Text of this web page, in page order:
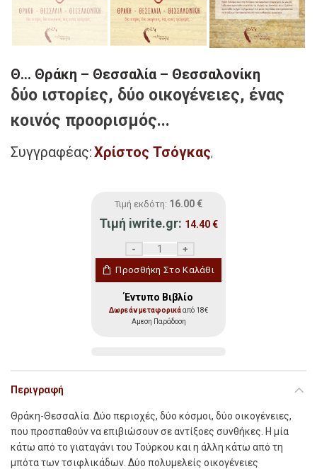
Θ… Θράκη – Θεσσαλία – Θεσσαλονίκη
δύο ιστορίες, δύο οικογένειες, ένας
κοινός προορισμός...
Συγγραφέας:Χρίστος Τσόγκας,
Τιμή εκδότη: 16.00 €
Τιμή iwrite.gr: 14.40€
Προσθήκη Στο Καλάθι
Έντυπο Βιβλίο
Δωρεάν μεταφορικάαπό 18€
Αμεση Παράδοση
Περιγραφή
Θράκη-Θεσσαλία. Δύο περιοχές, δύο κόσμοι, δύο οικογένειες,
που προσπαθούν να επιβιώσουν σε αντίξοες συνθήκες. Η μία
κάτω από το γιαταγάνι του Τούρκου και η άλλη κάτω από τη
μπότα των τσιφλικάδων. Δύο πολυμελείς οικογένειες